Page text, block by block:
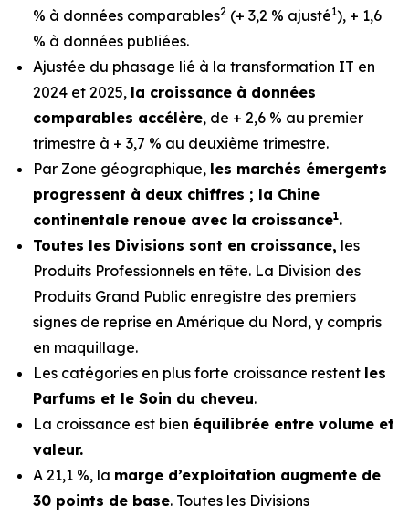
% à données comparables2 (+ 3,2 % ajusté1), + 1,6
% à données publiées.
Ajustée du phasage lié à la transformation IT en
2024 et 2025, la croissance à données
comparables accélère, de + 2,6 % au premier
trimestre à + 3,7 % au deuxième trimestre.
Par Zone géographique, les marchés émergents
progressent à deux chiffres ; la Chine
continentale renoue avec la croissance1.
Toutes les Divisions sont en croissance, les
Produits Professionnels en tête. La Division des
Produits Grand Public enregistre des premiers
signes de reprise en Amérique du Nord, y compris
en maquillage.
Les catégories en plus forte croissance restent les
Parfums et le Soin du cheveu.
La croissance est bien équilibrée entre volume et
valeur.
A 21,1 %, la marge d’exploitation augmente de
30 points de base. Toutes les Divisions